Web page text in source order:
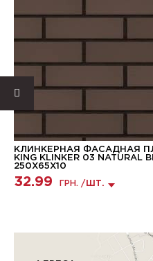
КЛИНКЕРНАЯ ФАСАДНАЯ
KING KLINKER 03 NATURAL
250X65X10
32.99 ГРН. / ШТ.